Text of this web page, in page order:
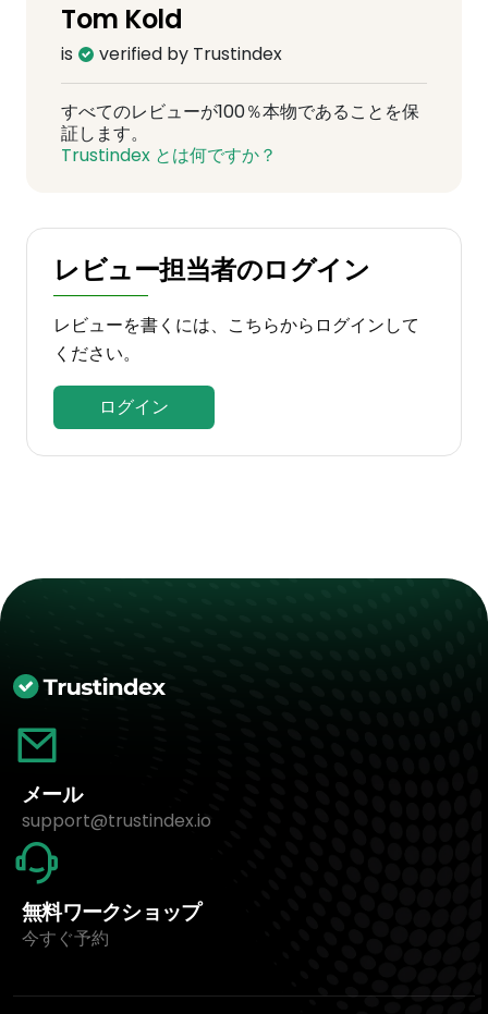
Tom Kold
is verified by Trustindex
すべてのレビューが100％本物であることを保
証します。
Trustindex とは何ですか？
レビュー担当者のログイン
レビューを書くには、こちらからログインして
ください。
ログイン
メール
support@trustindex.io
無料ワークショップ
今すぐ予約